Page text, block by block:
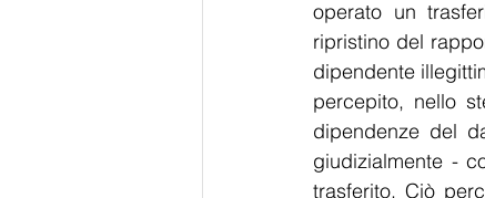
operato un
ripristino del
dipendente
percepito, nello
dipendenze del
giudizialmente -
trasferito. Ciò